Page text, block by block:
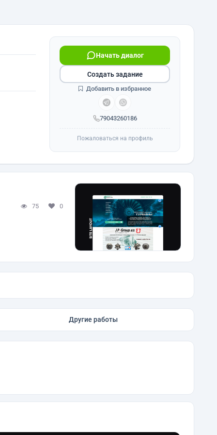
79043260186
Начать диалог
Создать задание
Добавить в избранное
Пожаловаться на профиль
75 0
Другие работы